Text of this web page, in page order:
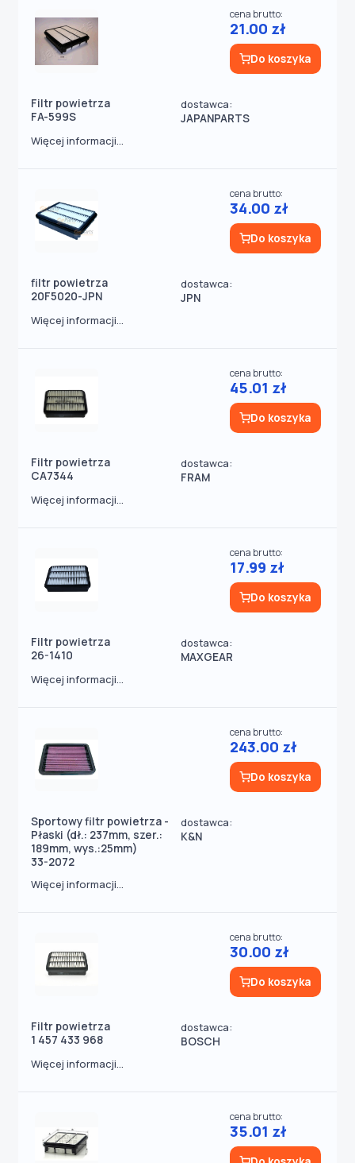
Filtr powietrza
FA-599S
dostawca:
JAPANPARTS
cena brutto:
21.00 zł
Do koszyka
Więcej informacji...
filtr powietrza
20F5020-JPN
dostawca:
JPN
cena brutto:
34.00 zł
Do koszyka
Więcej informacji...
Filtr powietrza
CA7344
dostawca:
FRAM
cena brutto:
45.01 zł
Do koszyka
Więcej informacji...
Filtr powietrza
26-1410
dostawca:
MAXGEAR
cena brutto:
17.99 zł
Do koszyka
Więcej informacji...
Sportowy filtr powietrza -
Płaski (dł.: 237mm, szer.:
189mm, wys.:25mm)
33-2072
dostawca:
K&N
cena brutto:
243.00 zł
Do koszyka
Więcej informacji...
Filtr powietrza
1 457 433 968
dostawca:
BOSCH
cena brutto:
30.00 zł
Do koszyka
Więcej informacji...
cena brutto:
35.01 zł